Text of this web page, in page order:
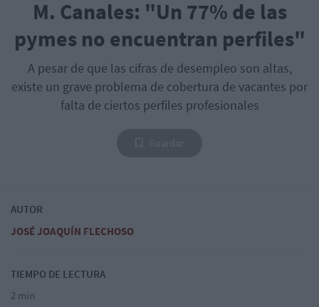
M. Canales: "Un 77% de las
pymes no encuentran perfiles"
A pesar de que las cifras de desempleo son altas,
existe un grave problema de cobertura de vacantes por
falta de ciertos perfiles profesionales
AUTOR
JOSÉ JOAQUÍN FLECHOSO
TIEMPO DE LECTURA
2 min